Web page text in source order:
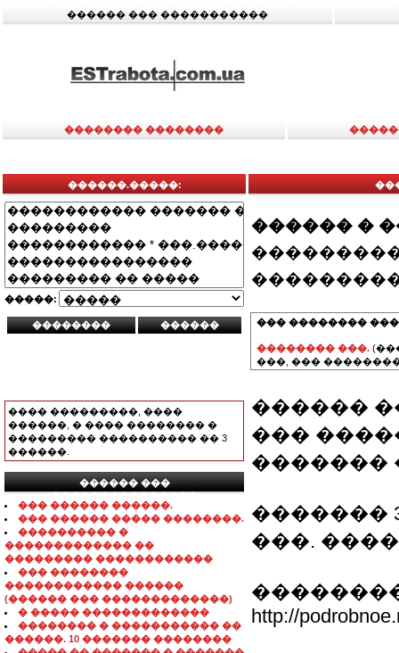
������ ��� �����������
�������� ��������
������.�����:
�����:
���� ���������, ����
������, � ���� �������� �
��������� ���������� �� 3
������.
������ ���
���������������
��� ������ ������.
��� ������ ����� ��������.
���������� �
������������� ��
��������� ������������
��� ��������
������������ ������
(������ ��� �������������)
� ����� �������������
�������� � ����������� ��
������. 10 ������� ��������
������ �
��� ��������
�������� ���.
���, ���
������
���
�������
�������
���.
http://